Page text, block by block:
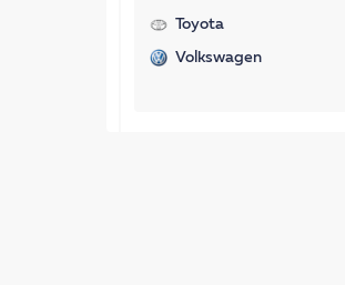
Toyota
Volkswagen